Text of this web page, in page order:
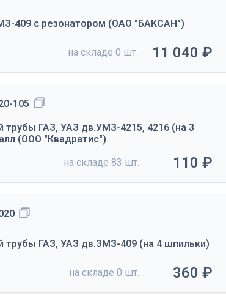
409 с резонатором (ОАО "БАКСАН")
на складе 0 шт. 11 040 ₽
105
трубы ГАЗ, УАЗ дв.УМЗ-4215, 4216 (на 3
(ООО "Квадратис")
на складе 83 шт. 110 ₽
трубы ГАЗ, УАЗ дв.ЗМЗ-409 (на 4 шпильки)
на складе 0 шт. 360 ₽